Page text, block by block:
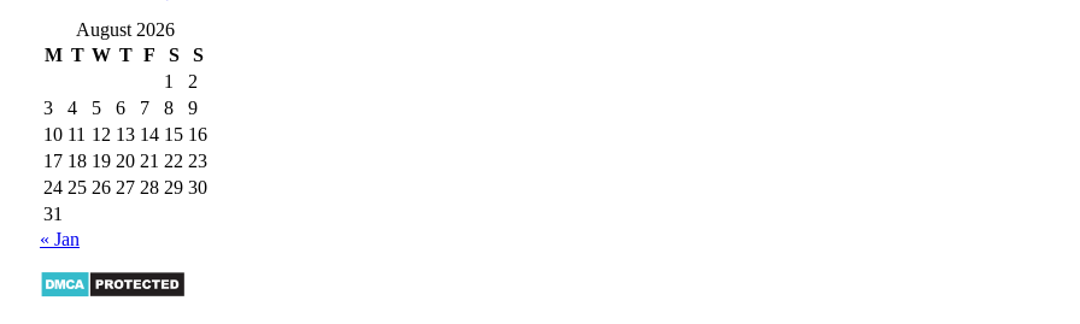
August 2026
M T W T F S
S
1
2
3
4 5 6 7 8
9
10 11 12 13 14 15 16
17 18 19 20 21 22 23
24 25 26 27 28 29 30
31
« Jan